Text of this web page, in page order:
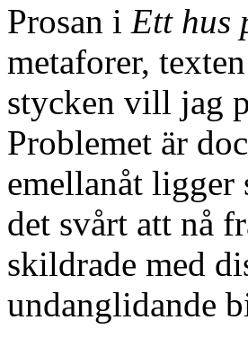
Prosan i Ett hus
metaforer,
stycken vill jag
Problemet är
emellanåt ligger
det svårt att nå
skildrade med
undanglidande